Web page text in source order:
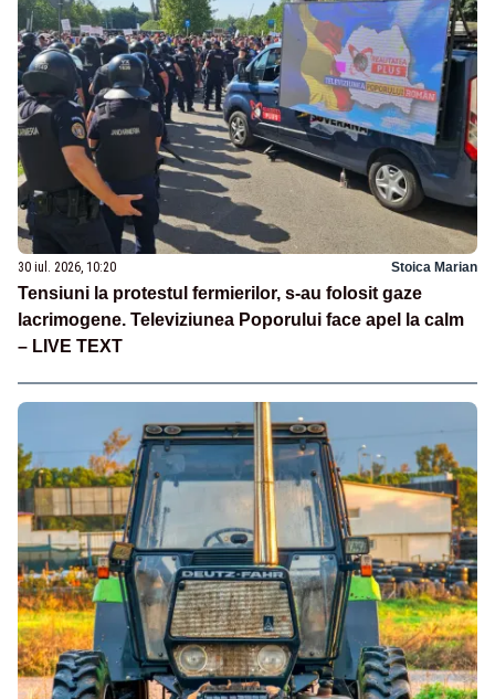
30 iul. 2026, 10:20 Stoica Marian
Tensiuni la protestul fermierilor, s-au folosit gaze
lacrimogene. Televiziunea Poporului face apel la calm
– LIVE TEXT